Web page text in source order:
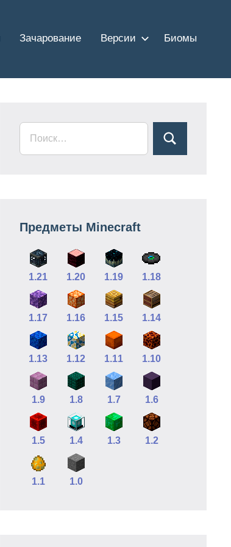
Зачарование Версии Биомы
Предметы Minecraft
1.21 1.20 1.19 1.18
1.17 1.16 1.15 1.14
1.13 1.12 1.11 1.10
1.9 1.8 1.7 1.6
1.5 1.4 1.3 1.2
1.1 1.0